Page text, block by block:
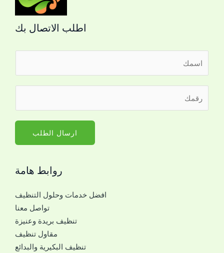
اطلب الاتصال بك
م
ارسال الطلب
روابط هامة
افضل خدمات وحلول التنظيف
تواصل معنا
تنظيف بريدة وعنيزة
مقاول تنظيف
تنظيف البكيرية والبدائع